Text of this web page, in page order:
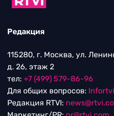
Редакция
115280, г. Москва, ул.
д. 26, этаж 2
тел: +7 (499) 579-86-96
Для общих вопросов:
Редакция RTVI: